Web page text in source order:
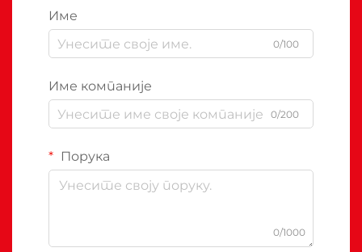
Име
0/100
Име компаније
0/200
Порука
0/1000